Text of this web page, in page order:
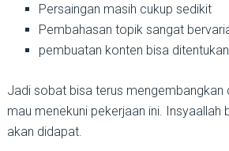
Persaingan masih cukup sedikit
Pembahasan topik sangat
pembuatan konten bisa
Jadi sobat bisa terus mengembangkan
mau menekuni pekerjaan ini. Insyaallah
akan didapat.